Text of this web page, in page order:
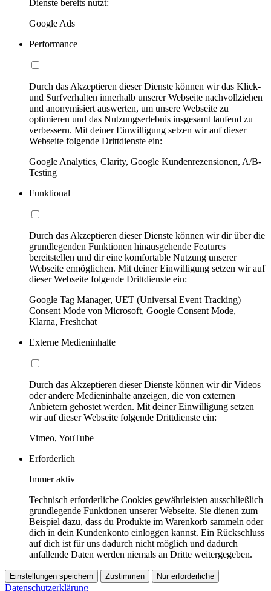
Dienste bereits nutzt:
Google Ads
Performance
Durch das Akzeptieren dieser Dienste können wir das Klick-
und Surfverhalten innerhalb unserer Webseite nachvollziehen
und anonymisiert auswerten, um unsere Webseite zu
optimieren und das Nutzungserlebnis insgesamt laufend zu
verbessern. Mit deiner Einwilligung setzen wir auf dieser
Webseite folgende Drittdienste ein:
Google Analytics, Clarity, Google Kundenrezensionen, A/B-
Testing
Funktional
Durch das Akzeptieren dieser Dienste können wir dir über die
grundlegenden Funktionen hinausgehende Features
bereitstellen und dir eine komfortable Nutzung unserer
Webseite ermöglichen. Mit deiner Einwilligung setzen wir auf
dieser Webseite folgende Drittdienste ein:
Google Tag Manager, UET (Universal Event Tracking)
Consent Mode von Microsoft, Google Consent Mode,
Klarna, Freshchat
Externe Medieninhalte
Durch das Akzeptieren dieser Dienste können wir dir Videos
oder andere Medieninhalte anzeigen, die von externen
Anbietern gehostet werden. Mit deiner Einwilligung setzen
wir auf dieser Webseite folgende Drittdienste ein:
Vimeo, YouTube
Erforderlich
Immer aktiv
Technisch erforderliche Cookies gewährleisten ausschließlich
grundlegende Funktionen unserer Webseite. Sie dienen zum
Beispiel dazu, dass du Produkte im Warenkorb sammeln oder
dich in dein Kundenkonto einloggen kannst. Ein Rückschluss
auf dich ist für uns dadurch nicht möglich und dadurch
anfallende Daten werden niemals an Dritte weitergegeben.
Einstellungen speichern Zustimmen Nur erforderliche
Datenschutzerklärung